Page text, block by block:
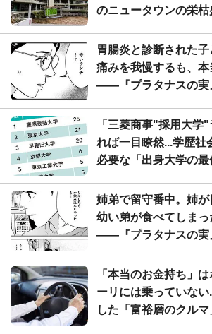
のニュータウンの栄枯
胃腸炎と診断された
痛みを我慢するも、
――『プラタナスの実
「三菱商事"採用大学
れば一目瞭然...学歴社
必要な「出身大学の最
姉弟で留守番中。姉が
幼い弟が食べてしま
――『プラタナスの実
「本当のお金持ち」
ーリには乗っていな
した「富裕層のクル